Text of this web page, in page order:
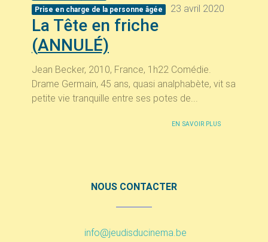
Prise en charge de la personne âgée
23 avril 2020
La Tête en friche
(ANNULÉ)
Jean Becker, 2010, France, 1h22 Comédie.
Drame Germain, 45 ans, quasi analphabète, vit sa
petite vie tranquille entre ses potes de...
EN SAVOIR PLUS
NOUS CONTACTER
info@jeudisducinema.be